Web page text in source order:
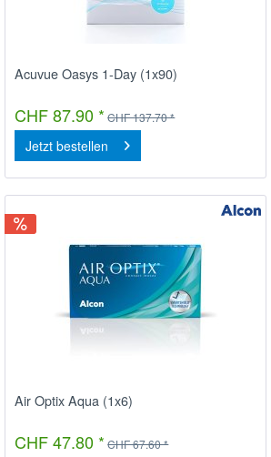
Acuvue Oasys 1-Day (1x90)
CHF 87.90 * CHF 137.70 *
Jetzt bestellen
Air Optix Aqua (1x6)
CHF 47.80 * CHF 67.60 *